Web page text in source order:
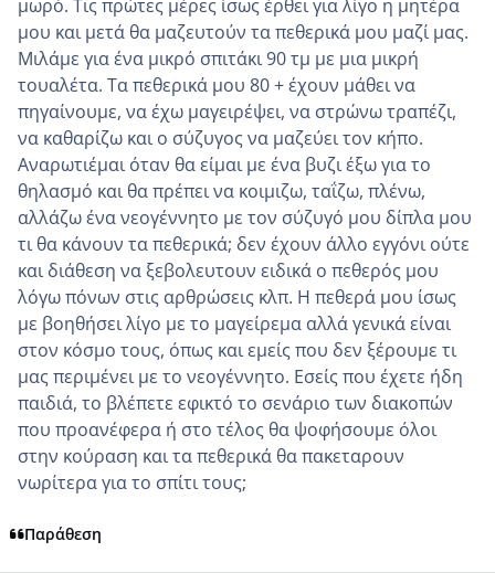
μωρό. Τις πρώτες μέρες ίσως έρθει για λίγο η μητέρα
μου και μετά θα μαζευτούν τα πεθερικά μου μαζί μας.
Μιλάμε για ένα μικρό σπιτάκι 90 τμ με μια μικρή
τουαλέτα. Τα πεθερικά μου 80 + έχουν μάθει να
πηγαίνουμε, να έχω μαγειρέψει, να στρώνω τραπέζι,
να καθαρίζω και ο σύζυγος να μαζεύει τον κήπο.
Αναρωτιέμαι όταν θα είμαι με ένα βυζι έξω για το
θηλασμό και θα πρέπει να κοιμιζω, ταΐζω, πλένω,
αλλάζω ένα νεογέννητο με τον σύζυγό μου δίπλα μου
τι θα κάνουν τα πεθερικά; δεν έχουν άλλο εγγόνι ούτε
και διάθεση να ξεβολευτουν ειδικά ο πεθερός μου
λόγω πόνων στις αρθρώσεις κλπ. Η πεθερά μου ίσως
με βοηθήσει λίγο με το μαγείρεμα αλλά γενικά είναι
στον κόσμο τους, όπως και εμείς που δεν ξέρουμε τι
μας περιμένει με το νεογέννητο. Εσείς που έχετε ήδη
παιδιά, το βλέπετε εφικτό το σενάριο των διακοπών
που προανέφερα ή στο τέλος θα ψοφήσουμε όλοι
στην κούραση και τα πεθερικά θα πακεταρουν
νωρίτερα για το σπίτι τους;
Παράθεση